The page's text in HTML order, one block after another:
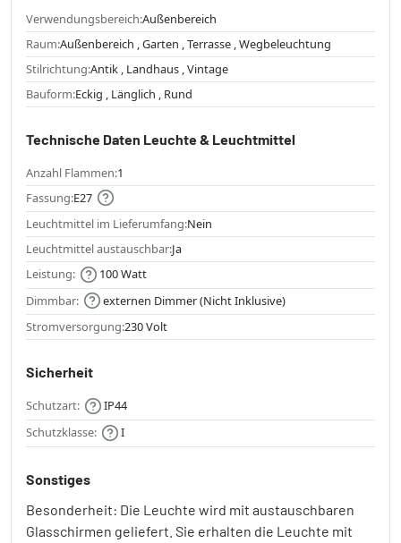
Verwendungsbereich:Außenbereich
Raum:Außenbereich , Garten , Terrasse , Wegbeleuchtung
Stilrichtung:Antik , Landhaus , Vintage
Bauform:Eckig , Länglich , Rund
Technische Daten Leuchte & Leuchtmittel
Anzahl Flammen:1
Fassung:E27
Leuchtmittel im Lieferumfang:Nein
Leuchtmittel austauschbar:Ja
Leistung:
100 Watt
Dimmbar:
externen Dimmer (Nicht Inklusive)
Stromversorgung:230 Volt
Sicherheit
Schutzart:
IP44
Schutzklasse:
I
Sonstiges
Besonderheit: Die Leuchte wird mit austauschbaren
Glasschirmen geliefert. Sie erhalten die Leuchte mit